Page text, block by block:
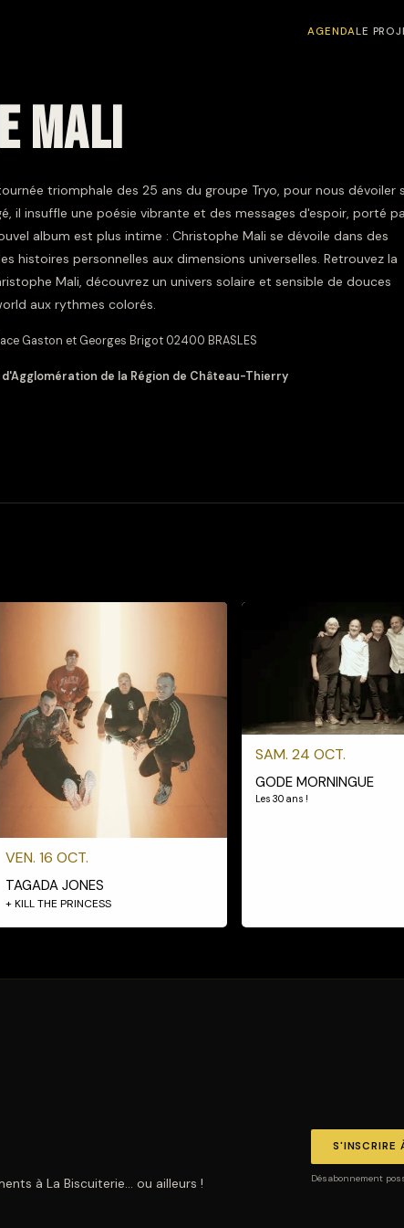
AGENDALE
MALI
triomphale des 25 ans du groupe Tryo, pour nous dévoiler
il insuffle une poésie vibrante et des messages d'espoir, porté
album est plus intime : Christophe Mali se dévoile dans des
histoires personnelles aux dimensions universelles. Retrouvez la
Mali, découvrez un univers solaire et sensible de douces
aux rythmes colorés.
Gaston et Georges Brigot 02400 BRASLES
de la Région de Château-Thierry
VEN. 16 OCT.
TAGADA JONES
+ KILL THE PRINCESS
SAM. 24 OCT.
GODE MORNINGUE
Les 30 ans !
à La Biscuiterie… ou ailleurs !
S'INSCRIRE
Désabonnement